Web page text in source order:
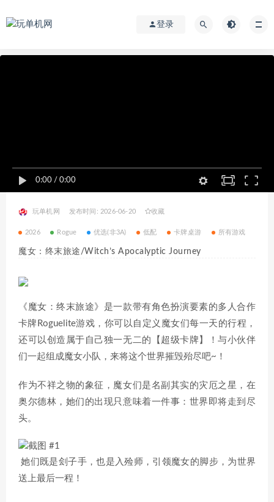
登录
0:00 / 0:00
玩单机网 发布时间: 2026-06-20 收藏
2026 Rogue 优选(非3A) 低配 卡牌桌游 所有游戏
魔女：终末旅途/Witch’s Apocalyptic Journey
《魔女：终末旅途》是一款带有角色扮演要素的多人合作
卡牌Roguelite游戏，你可以自定义魔女们每一天的行程，
还可以创造属于自己独一无二的【超级卡牌】！与小伙伴
们一起组成魔女小队，来将这个世界摧毁殆尽吧~！
作为不祥之物的象征，魔女们是名副其实的灾厄之星，在
奥尔德林，她们的出现只意味着一件事：世界即将走到尽
头。
她们既是刽子手，也是入殓师，引领魔女的脚步，为世界
送上最后一程！